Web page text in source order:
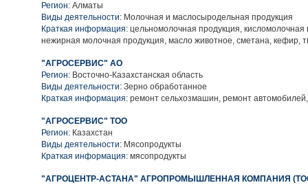
Регион: Алматы
Виды деятельности: Молочная и маслосыродельная продукция
Краткая информация: цельномолочная продукция, кисломолочная
нежирная молочная продукция, масло животное, сметана, кефир,
"АГРОСЕРВИС" АО
Регион: Восточно-Казахстанская область
Виды деятельности: Зерно обработанное
Краткая информация: ремонт сельхозмашин, ремонт
"АГРОСЕРВИС" ТОО
Регион: Казахстан
Виды деятельности: Мясопродукты
Краткая информация: мясопродукты
"АГРОЦЕНТР-АСТАНА" АГРОПРОМЫШЛЕННАЯ КОМПАНИЯ